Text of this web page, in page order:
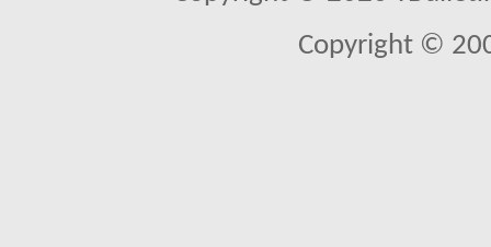
Copyright ©